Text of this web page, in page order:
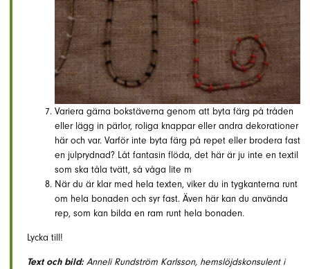
Variera gärna bokstäverna genom att byta färg på tråden
eller lägg in pärlor, roliga knappar eller andra dekorationer
här och var. Varför inte byta färg på repet eller brodera fast
en julprydnad? Låt fantasin flöda, det här är ju inte en textil
som ska tåla tvätt, så våga lite m
När du är klar med hela texten, viker du in tygkanterna runt
om hela bonaden och syr fast. Även här kan du använda
rep, som kan bilda en ram runt hela bonaden.
Lycka till!
Text och bild:Anneli Rundström Karlsson, hemslöjdskonsulent i